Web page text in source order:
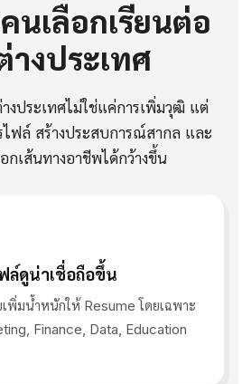
นเลือกเรียนต่อ
งประเทศ
งประเทศไม่ใช่แค่การเพิ่มวุฒิ แต่
ไฟล์ สร้างประสบการณ์สากล และ
กเส้นทางอาชีพได้กว้างขึ้น
ล์ดูน่าเชื่อถือขึ้น
พิ่มน้ำหนักให้ Resume โดยเฉพาะ
Finance, Data, Education